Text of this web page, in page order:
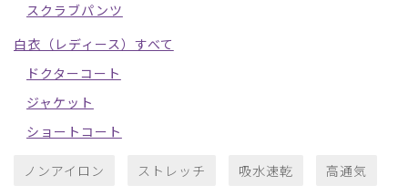
スクラブパンツ
白衣（レディース）すべて
ドクターコート
ジャケット
ショートコート
ノンアイロン ストレッチ 吸水速乾 高通気